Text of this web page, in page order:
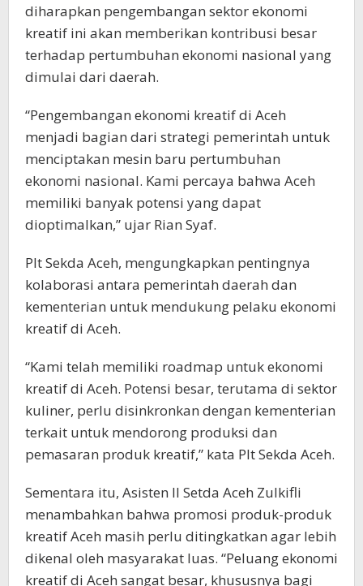
diharapkan pengembangan sektor ekonomi
kreatif ini akan memberikan kontribusi besar
terhadap pertumbuhan ekonomi nasional yang
dimulai dari daerah.
“Pengembangan ekonomi kreatif di Aceh
menjadi bagian dari strategi pemerintah untuk
menciptakan mesin baru pertumbuhan
ekonomi nasional. Kami percaya bahwa Aceh
memiliki banyak potensi yang dapat
dioptimalkan,” ujar Rian Syaf.
Plt Sekda Aceh, mengungkapkan pentingnya
kolaborasi antara pemerintah daerah dan
kementerian untuk mendukung pelaku ekonomi
kreatif di Aceh.
“Kami telah memiliki roadmap untuk ekonomi
kreatif di Aceh. Potensi besar, terutama di sektor
kuliner, perlu disinkronkan dengan kementerian
terkait untuk mendorong produksi dan
pemasaran produk kreatif,” kata Plt Sekda Aceh.
Sementara itu, Asisten II Setda Aceh Zulkifli
menambahkan bahwa promosi produk-produk
kreatif Aceh masih perlu ditingkatkan agar lebih
dikenal oleh masyarakat luas. “Peluang ekonomi
kreatif di Aceh sangat besar, khususnya bagi